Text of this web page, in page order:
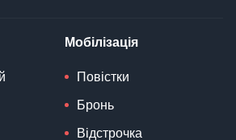
Мобілізація
Повістки
Бронь
Відстрочка